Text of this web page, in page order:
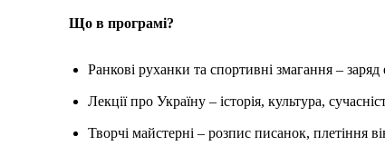
Що в програмі?
Ранкові руханки та спортивні змагання – заряд
Лекції про Україну – історія, культура,
Творчі майстерні – розпис писанок, плетіння